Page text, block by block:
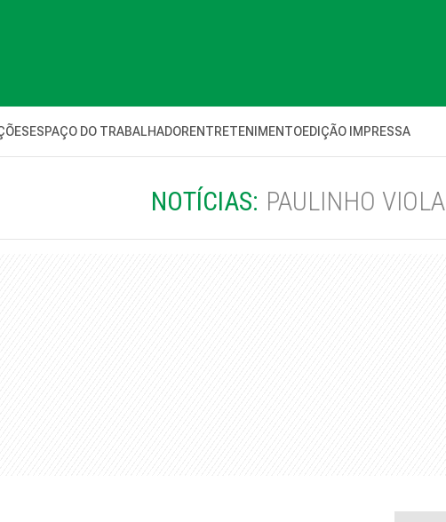
ESPAÇO DO TRABALHADORENTRETENIMENTOEDIÇÃO IMPRESSA
NOTÍCIAS: PAULINHO VIOLA